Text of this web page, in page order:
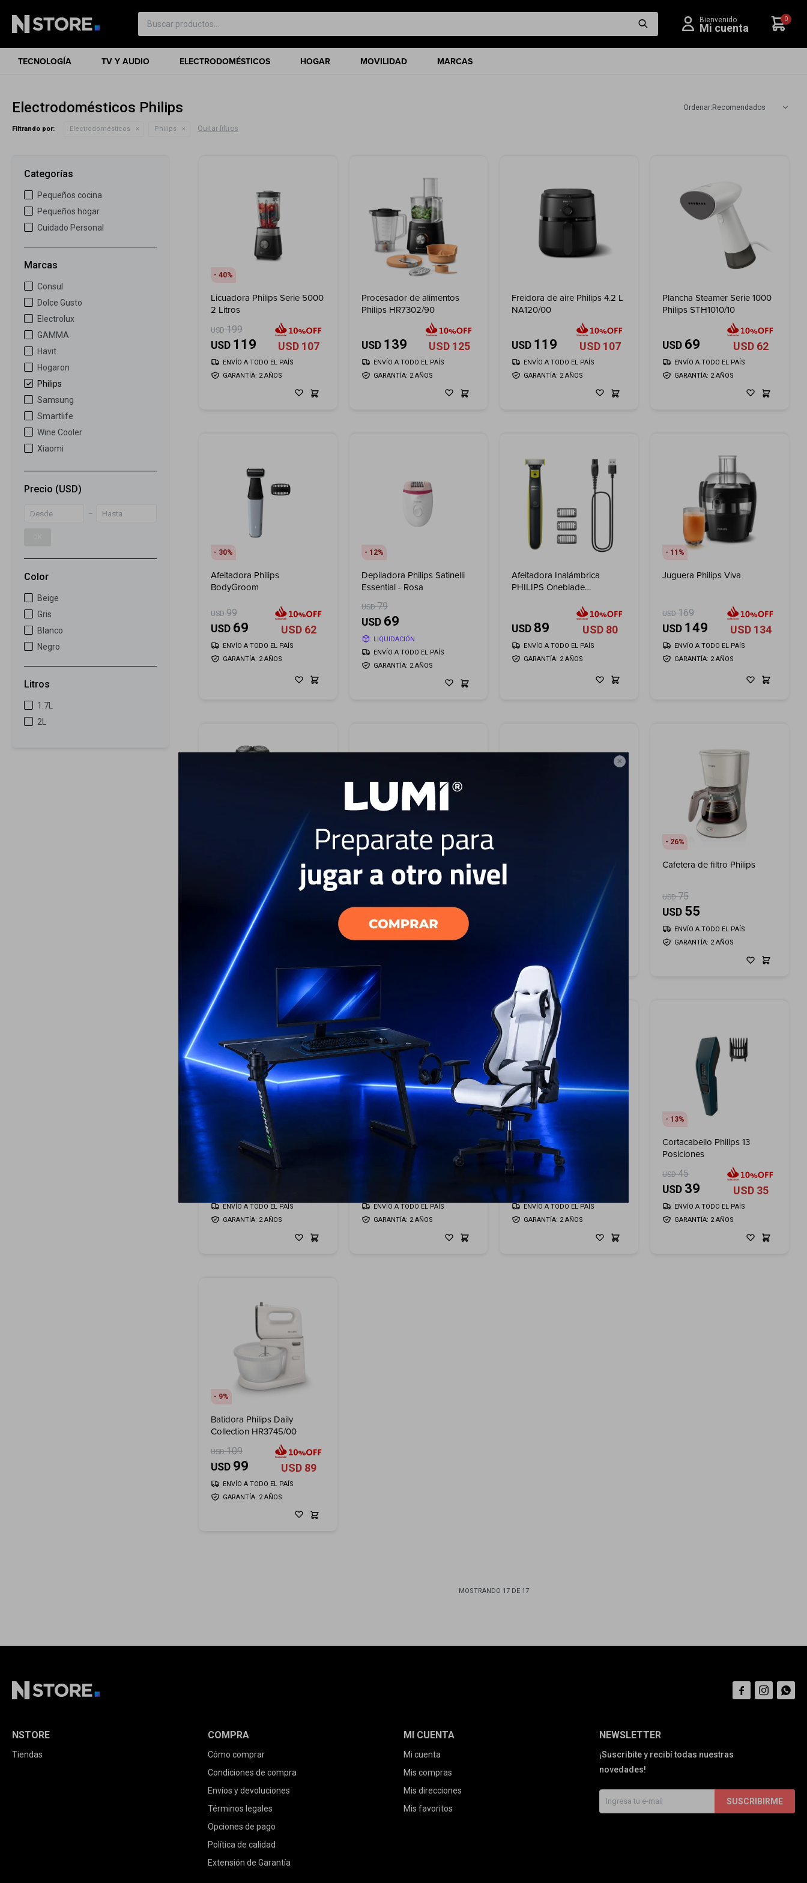

TECNOLOGÍA TV Y AUDIO ELECTRODOMÉSTICOS HOGAR MOVILIDAD MARCAS
0
Electrodomésticos Philips Recomendados
Filtrando por: Electrodomésticos Philips Quitar filtros
40
Licuadora Philips Serie 5000
2 Litros
USD 199
USD 119 USD 107
GARANTÍA: 2 AÑOS
ENVÍO A TODO EL PAÍS
Procesador de alimentos
Philips HR7302/90
USD 139 USD 125
GARANTÍA: 2 AÑOS
ENVÍO A TODO EL PAÍS
Freidora de aire Philips 4.2 L
NA120/00
USD 119 USD 107
GARANTÍA: 2 AÑOS
ENVÍO A TODO EL PAÍS
Plancha Steamer Serie 1000
Philips STH1010/10
USD 69 USD 62
GARANTÍA: 2 AÑOS
ENVÍO A TODO EL PAÍS
30
Afeitadora Philips
BodyGroom
USD 99
USD 69 USD 62
GARANTÍA: 2 AÑOS
ENVÍO A TODO EL PAÍS
12
Depiladora Philips Satinelli
Essential - Rosa
USD 79
USD 69
LIQUIDACIÓN
GARANTÍA: 2 AÑOS
ENVÍO A TODO EL PAÍS
Afeitadora Inalámbrica
PHILIPS Oneblade
USD 89 USD 80
GARANTÍA: 2 AÑOS
ENVÍO A TODO EL PAÍS
11
Juguera Philips Viva
USD 169
USD 149 USD 134
GARANTÍA: 2 AÑOS
ENVÍO A TODO EL PAÍS
Afeitadora Philips Serie 3000
119
GARANTÍA: 2 AÑOS
ENVÍO A TODO EL PAÍS
Quita Pelusas Philips
25 23
GARANTÍA: 2 AÑOS
ENVÍO A TODO EL PAÍS
USD
GARANTÍA: 2 AÑOS
ENVÍO A TODO EL PAÍS
26
Cafetera de filtro Philips
USD 75
USD 55
GARANTÍA: 2 AÑOS
ENVÍO A TODO EL PAÍS
Licuadora Philips Daily
USD
GARANTÍA: 2 AÑOS
ENVÍO A TODO EL PAÍS
Batidora Philips Planetaria
GARANTÍA: 2 AÑOS
ENVÍO A TODO EL PAÍS
Exprimidor Philips 500ML
USD 45
GARANTÍA: 2 AÑOS
ENVÍO A TODO EL PAÍS
13
Cortacabello Philips 13
Posiciones
USD 45
USD 39 USD 35
GARANTÍA: 2 AÑOS
ENVÍO A TODO EL PAÍS
9
Batidora Philips Daily
Collection HR3745/00
USD 109
USD 99 USD 89
GARANTÍA: 2 AÑOS
ENVÍO A TODO EL PAÍS
MOSTRANDO 17DE 17
Categorías
Pequeños cocina
Pequeños hogar
Cuidado Personal
Marcas
Consul
Dolce Gusto
Electrolux
GAMMA
Havit
Hogaron
Philips
Samsung
Smartlife
Wine Cooler
Xiaomi
Precio (USD)
Color
Beige
Gris
Blanco
Negro
Litros
1.7L
2L
NEWSLETTER
¡Suscribite y recibí todas nuestras
novedades!
SUSCRIBIRME
NSTORE
Tiendas
COMPRA
Cómo comprar
Condiciones de compra
Envíos y devoluciones
Términos legales
Opciones de pago
Política de calidad
Extensión de Garantía
MI CUENTA
Mi cuenta
Mis compras
Mis direcciones
Mis favoritos
  